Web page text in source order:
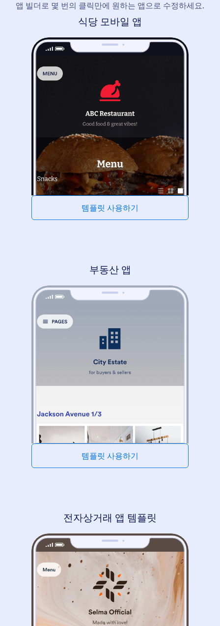
앱 빌더로 몇 번의 클릭만에 원하는 앱으로 수정하세요.
식당 모바일 앱
템플릿 사용하기
부동산 앱
템플릿 사용하기
전자상거래 앱 템플릿